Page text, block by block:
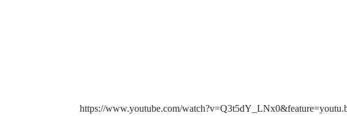
https://www.youtube.com/